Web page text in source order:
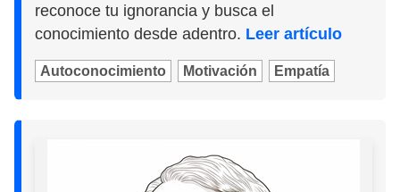
reconoce tu ignorancia y busca el
conocimiento desde adentro. Leer artículo
Autoconocimiento Motivación Empatía